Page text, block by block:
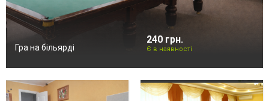
Гра на більярді
240 грн.
Є в наявності